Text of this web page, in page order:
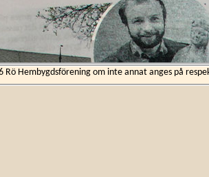
Rö Hembygdsförening om inte annat anges på